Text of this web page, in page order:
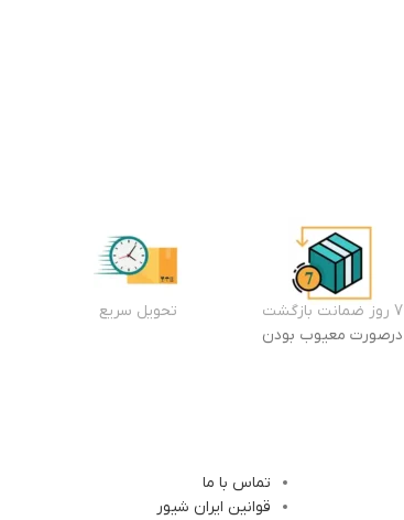
7 روز ضمانت بازگشت
درصورت معیوب بودن
تحویل سریع
تماس با ما
قوانین ایران شیور